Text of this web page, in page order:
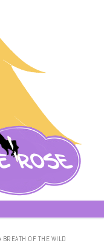
BREATH OF THE WILD